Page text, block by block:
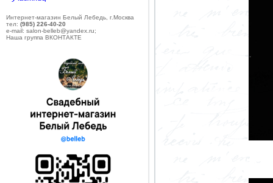
Интернет-магазин Белый Лебедь, г.Москва
тел: (985) 226-40-20
e-mail: salon-belleb@yandex.ru;
Наша группа ВКОНТАКТЕ